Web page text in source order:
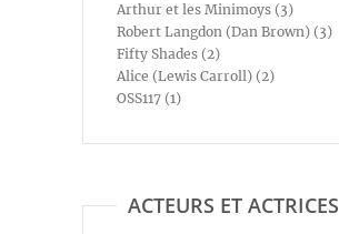
Arthur et les Minimoys (3)
Robert Langdon (Dan Brown) (3)
Fifty Shades (2)
Alice (Lewis Carroll) (2)
OSS117 (1)
ACTEURS ET ACTRICES